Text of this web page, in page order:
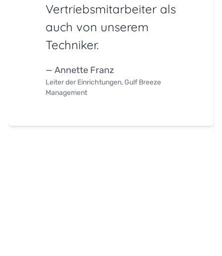
Vertriebsmitarbeiter als
auch von unserem
Techniker.
— Annette Franz
Leiter der Einrichtungen, Gulf Breeze
Management